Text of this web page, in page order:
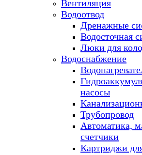
Вентиляция
Водоотвод
Дренажные
Водосточная
Люки для
Водоснабжение
насосы
Трубопровод
Автоматика,
счетчики
Картриджи